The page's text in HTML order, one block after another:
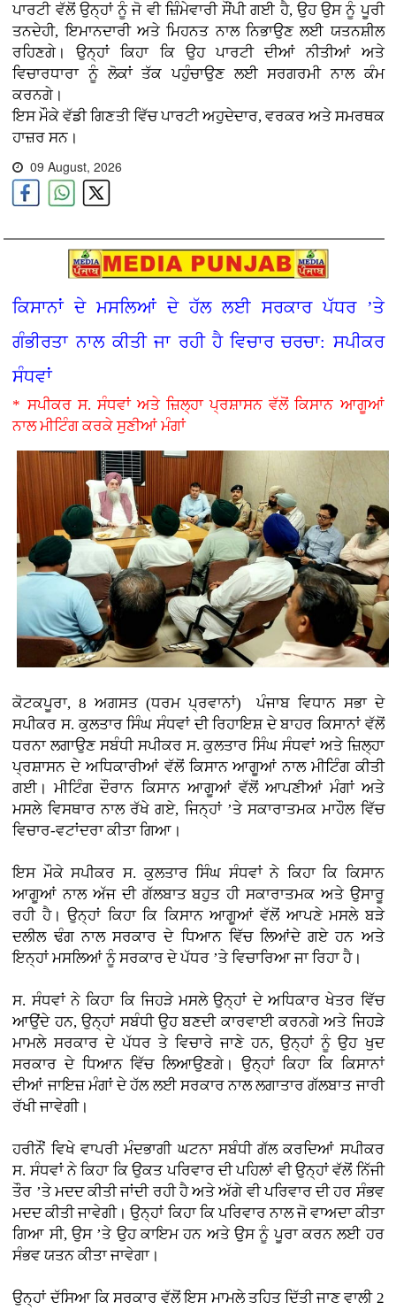
ਪਾਰਟੀ ਵੱਲੋਂ ਉਨ੍ਹਾਂ ਨੂੰ ਜੋ ਵੀ ਜ਼ਿੰਮੇਵਾਰੀ ਸੌਂਪੀ ਗਈ ਹੈ, ਉਹ ਉਸ ਨੂੰ ਪੂਰੀ
ਤਨਦੇਹੀ, ਇਮਾਨਦਾਰੀ ਅਤੇ ਮਿਹਨਤ ਨਾਲ ਨਿਭਾਉਣ ਲਈ ਯਤਨਸ਼ੀਲ
ਰਹਿਣਗੇ। ਉਨ੍ਹਾਂ ਕਿਹਾ ਕਿ ਉਹ ਪਾਰਟੀ ਦੀਆਂ ਨੀਤੀਆਂ ਅਤੇ
ਵਿਚਾਰਧਾਰਾ ਨੂੰ ਲੋਕਾਂ ਤੱਕ ਪਹੁੰਚਾਉਣ ਲਈ ਸਰਗਰਮੀ ਨਾਲ ਕੰਮ
ਕਰਨਗੇ।
ਇਸ ਮੌਕੇ ਵੱਡੀ ਗਿਣਤੀ ਵਿੱਚ ਪਾਰਟੀ ਅਹੁਦੇਦਾਰ, ਵਰਕਰ ਅਤੇ ਸਮਰਥਕ
ਹਾਜ਼ਰ ਸਨ।
09 August, 2026
ਕਿਸਾਨਾਂ ਦੇ ਮਸਲਿਆਂ ਦੇ ਹੱਲ ਲਈ ਸਰਕਾਰ ਪੱਧਰ ’ਤੇ
ਗੰਭੀਰਤਾ ਨਾਲ ਕੀਤੀ ਜਾ ਰਹੀ ਹੈ ਵਿਚਾਰ ਚਰਚਾ: ਸਪੀਕਰ
ਸੰਧਵਾਂ
* ਸਪੀਕਰ ਸ. ਸੰਧਵਾਂ ਅਤੇ ਜ਼ਿਲ੍ਹਾ ਪ੍ਰਸ਼ਾਸਨ ਵੱਲੋਂ ਕਿਸਾਨ ਆਗੂਆਂ
ਨਾਲ ਮੀਟਿੰਗ ਕਰਕੇ ਸੁਣੀਆਂ ਮੰਗਾਂ
ਕੋਟਕਪੂਰਾ, 8 ਅਗਸਤ (ਧਰਮ ਪ੍ਰਵਾਨਾਂ)
ਪੰਜਾਬ ਵਿਧਾਨ ਸਭਾ ਦੇ
ਸਪੀਕਰ ਸ. ਕੁਲਤਾਰ ਸਿੰਘ ਸੰਧਵਾਂ ਦੀ ਰਿਹਾਇਸ਼ ਦੇ ਬਾਹਰ ਕਿਸਾਨਾਂ ਵੱਲੋਂ
ਧਰਨਾ ਲਗਾਉਣ ਸਬੰਧੀ ਸਪੀਕਰ ਸ. ਕੁਲਤਾਰ ਸਿੰਘ ਸੰਧਵਾਂ ਅਤੇ ਜ਼ਿਲ੍ਹਾ
ਪ੍ਰਸ਼ਾਸਨ ਦੇ ਅਧਿਕਾਰੀਆਂ ਵੱਲੋਂ ਕਿਸਾਨ ਆਗੂਆਂ ਨਾਲ ਮੀਟਿੰਗ ਕੀਤੀ
ਗਈ। ਮੀਟਿੰਗ ਦੌਰਾਨ ਕਿਸਾਨ ਆਗੂਆਂ ਵੱਲੋਂ ਆਪਣੀਆਂ ਮੰਗਾਂ ਅਤੇ
ਮਸਲੇ ਵਿਸਥਾਰ ਨਾਲ ਰੱਖੇ ਗਏ, ਜਿਨ੍ਹਾਂ ’ਤੇ ਸਕਾਰਾਤਮਕ ਮਾਹੌਲ ਵਿੱਚ
ਵਿਚਾਰ-ਵਟਾਂਦਰਾ ਕੀਤਾ ਗਿਆ।
ਇਸ ਮੌਕੇ ਸਪੀਕਰ ਸ. ਕੁਲਤਾਰ ਸਿੰਘ ਸੰਧਵਾਂ ਨੇ ਕਿਹਾ ਕਿ ਕਿਸਾਨ
ਆਗੂਆਂ ਨਾਲ ਅੱਜ ਦੀ ਗੱਲਬਾਤ ਬਹੁਤ ਹੀ ਸਕਾਰਾਤਮਕ ਅਤੇ ਉਸਾਰੂ
ਰਹੀ ਹੈ। ਉਨ੍ਹਾਂ ਕਿਹਾ ਕਿ ਕਿਸਾਨ ਆਗੂਆਂ ਵੱਲੋਂ ਆਪਣੇ ਮਸਲੇ ਬੜੇ
ਦਲੀਲ ਢੰਗ ਨਾਲ ਸਰਕਾਰ ਦੇ ਧਿਆਨ ਵਿੱਚ ਲਿਆਂਦੇ ਗਏ ਹਨ ਅਤੇ
ਇਨ੍ਹਾਂ ਮਸਲਿਆਂ ਨੂੰ ਸਰਕਾਰ ਦੇ ਪੱਧਰ ’ਤੇ ਵਿਚਾਰਿਆ ਜਾ ਰਿਹਾ ਹੈ।
ਸ. ਸੰਧਵਾਂ ਨੇ ਕਿਹਾ ਕਿ ਜਿਹੜੇ ਮਸਲੇ ਉਨ੍ਹਾਂ ਦੇ ਅਧਿਕਾਰ ਖੇਤਰ ਵਿੱਚ
ਆਉਂਦੇ ਹਨ, ਉਨ੍ਹਾਂ ਸਬੰਧੀ ਉਹ ਬਣਦੀ ਕਾਰਵਾਈ ਕਰਨਗੇ ਅਤੇ ਜਿਹੜੇ
ਮਾਮਲੇ ਸਰਕਾਰ ਦੇ ਪੱਧਰ ਤੇ ਵਿਚਾਰੇ ਜਾਣੇ ਹਨ, ਉਨ੍ਹਾਂ ਨੂੰ ਉਹ ਖੁਦ
ਸਰਕਾਰ ਦੇ ਧਿਆਨ ਵਿੱਚ ਲਿਆਉਣਗੇ। ਉਨ੍ਹਾਂ ਕਿਹਾ ਕਿ ਕਿਸਾਨਾਂ
ਦੀਆਂ ਜਾਇਜ਼ ਮੰਗਾਂ ਦੇ ਹੱਲ ਲਈ ਸਰਕਾਰ ਨਾਲ ਲਗਾਤਾਰ ਗੱਲਬਾਤ ਜਾਰੀ
ਰੱਖੀ ਜਾਵੇਗੀ।
ਹਰੀਨੌਂ ਵਿਖੇ ਵਾਪਰੀ ਮੰਦਭਾਗੀ ਘਟਨਾ ਸਬੰਧੀ ਗੱਲ ਕਰਦਿਆਂ ਸਪੀਕਰ
ਸ. ਸੰਧਵਾਂ ਨੇ ਕਿਹਾ ਕਿ ਉਕਤ ਪਰਿਵਾਰ ਦੀ ਪਹਿਲਾਂ ਵੀ ਉਨ੍ਹਾਂ ਵੱਲੋਂ ਨਿੱਜੀ
ਤੌਰ ’ਤੇ ਮਦਦ ਕੀਤੀ ਜਾਂਦੀ ਰਹੀ ਹੈ ਅਤੇ ਅੱਗੇ ਵੀ ਪਰਿਵਾਰ ਦੀ ਹਰ ਸੰਭਵ
ਮਦਦ ਕੀਤੀ ਜਾਵੇਗੀ। ਉਨ੍ਹਾਂ ਕਿਹਾ ਕਿ ਪਰਿਵਾਰ ਨਾਲ ਜੋ ਵਾਅਦਾ ਕੀਤਾ
ਗਿਆ ਸੀ, ਉਸ ’ਤੇ ਉਹ ਕਾਇਮ ਹਨ ਅਤੇ ਉਸ ਨੂੰ ਪੂਰਾ ਕਰਨ ਲਈ ਹਰ
ਸੰਭਵ ਯਤਨ ਕੀਤਾ ਜਾਵੇਗਾ।
ਉਨ੍ਹਾਂ ਦੱਸਿਆ ਕਿ ਸਰਕਾਰ ਵੱਲੋਂ ਇਸ ਮਾਮਲੇ ਤਹਿਤ ਦਿੱਤੀ ਜਾਣ ਵਾਲੀ 2